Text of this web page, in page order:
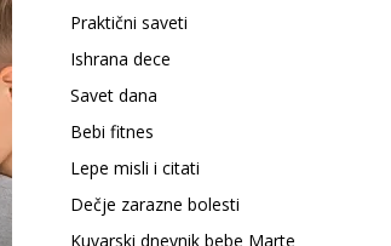
Praktični saveti
Ishrana dece
Savet dana
Bebi fitnes
Lepe misli i citati
Dečje zarazne bolesti
Kuvarski dnevnik bebe Marte